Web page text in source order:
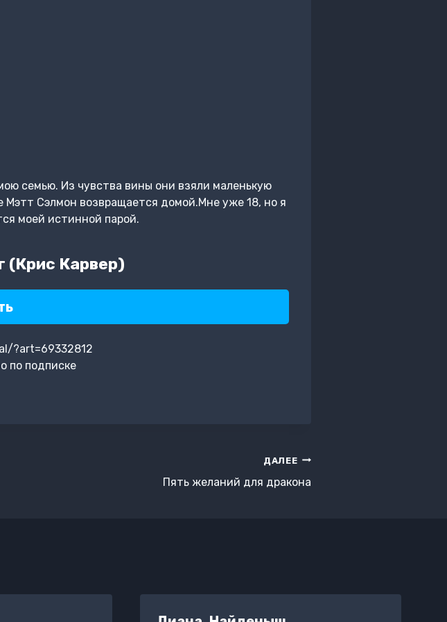
семью. Из чувства вины они взяли маленькую
Сэлмон возвращается домой.Мне уже 18, но я
моей истинной парой.
(Крис Карвер)
?art=69332812
по подписке
ДАЛЕЕ
Пять желаний для дракона